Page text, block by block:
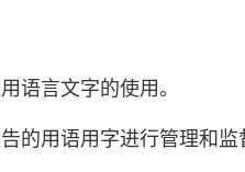
语言文字的使用。
的用语用字进行管理和监